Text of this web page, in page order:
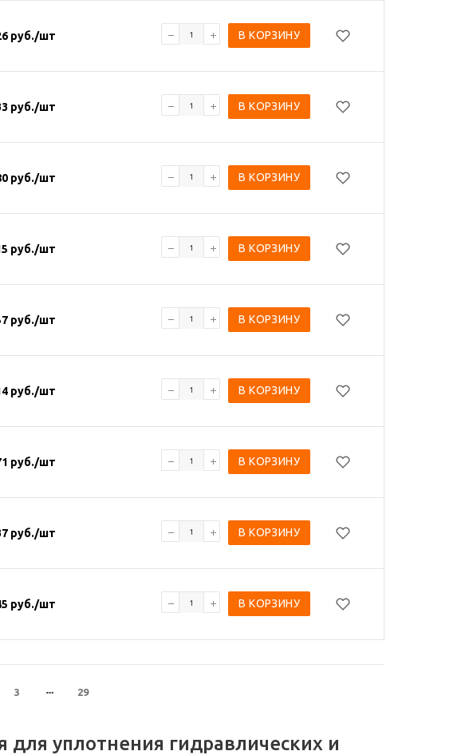
руб./шт В КОРЗИНУ
руб./шт В КОРЗИНУ
руб./шт В КОРЗИНУ
руб./шт В КОРЗИНУ
руб./шт В КОРЗИНУ
руб./шт В КОРЗИНУ
руб./шт В КОРЗИНУ
руб./шт В КОРЗИНУ
руб./шт В КОРЗИНУ
3 29
для уплотнения гидравлических и